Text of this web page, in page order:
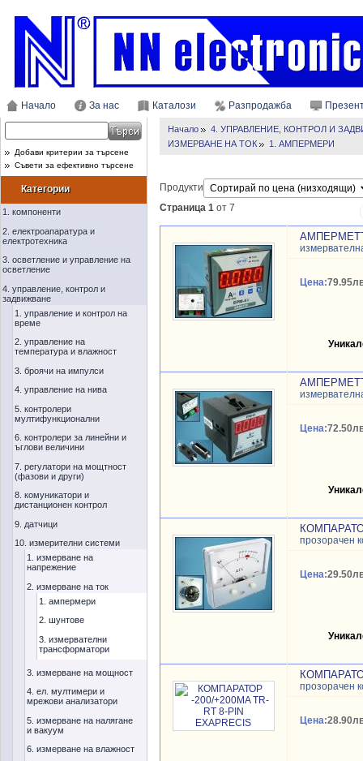
Начало За нас Каталози Разпродажба
Добави критерии за търсене
Съвети за ефективно търсене
Категории
1. компоненти
2. електроапаратура и
електротехника
3. осветление и управление на
осветление
4. управление, контрол и
задвижване
1. управление и контрол на
време
2. управление на
температура и влажност
3. броячи на импулси
4. управление на нива
5. контролери
мултифункционални
6. контролери за линейни и
ъглови величини
7. регулатори на мощтност
(фазови и други)
8. комуникатори и
дистанционен контрол
9. датчици
10. измерителни системи
1. измерване на
напрежение
2. измерване на ток
1. ампермери
2. шунтове
3. измервателни
трансформатори
3. измерване на мощност
4. ел. мултимери и
мрежови анализатори
5. измерване на налягане
и вакуум
6. измерване на влажност
Начало
4. УПРАВЛЕНИЕ, КОНТРОЛ И
ИЗМЕРВАНЕ НА ТОК
1. АМПЕРМЕРИ
Продукти
Страница 1 от 7
Цена:
Цена:
прозорачен
Цена:
прозорачен
Цена: